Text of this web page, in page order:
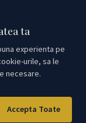
ta
experienta pe
urile, sa le
necesare.
Accepta Toate
Toate drepturile
Romania